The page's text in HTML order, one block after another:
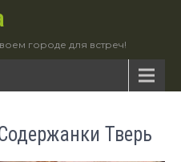
городе для встреч!
Тверь